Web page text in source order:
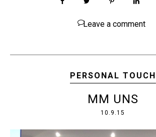
Leave a comment
PERSONAL TOUCH
MM UNS
10.9.15